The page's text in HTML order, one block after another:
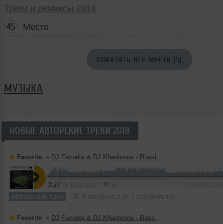
Треки и ремиксы 2018
45 Место
ПОКАЗАТЬ ВСЕ МЕСТА (5)
МУЗЫКА
НОВЫЕ АВТОРСКИЕ ТРЕКИ 2018
Favorite ➝ DJ Favorite & DJ Kharitonov - Russia, Here We Go! (Radio Edit)
3:27
Авторский трек В плейлист (в 1 плейлисте)
Favorite ➝ DJ Favorite & DJ Kharitonov - Bass Jump! (Boogie To The Bassline) (Radio Edit)